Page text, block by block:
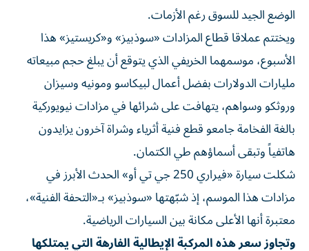
الوضع الجيد للسوق رغم الأزمات.
ويختتم عملاقا قطاع المزادات «سوذبيز» و«كريستيز» هذا
الأسبوع، موسمهما الخريفي الذي يتوقع أن يبلغ حجم مبيعاته
مليارات الدولارات بفضل أعمال لبيكاسو ومونيه وسيزان
وروثكو وسواهم، يتهافت على شرائها في مزادات نيويوركية
بالغة الفخامة جامعو قطع فنية أثرياء وشراة آخرون يزايدون
هاتفياً وتبقى أسماؤهم طي الكتمان.
شكلت سيارة «فيراري 250 جي تي أو» الحدث الأبرز في
مزادات هذا الموسم، إذ شبّهتها «سوذبيز» بـ«التحفة الفنية»،
معتبرة أنها الأعلى مكانة بين السيارات الرياضية.
وتجاوز سعر هذه المركبة الإيطالية الفارهة التي يمتلكها